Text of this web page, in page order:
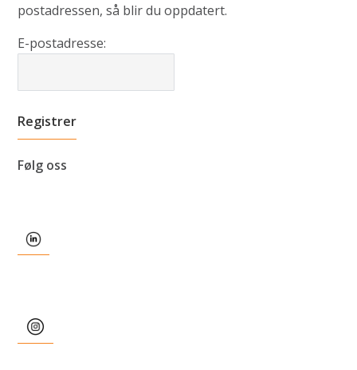
postadressen, så blir du oppdatert.
E-postadresse:
Følg oss